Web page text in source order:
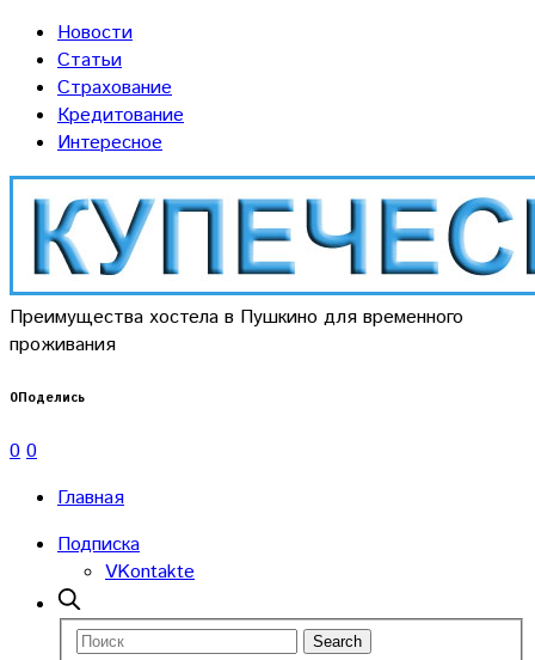
Новости
Статьи
Страхование
Кредитование
Интересное
Преимущества хостела в Пушкино для временного
проживания
0Поделись
0 0
Главная
Подписка
VKontakte